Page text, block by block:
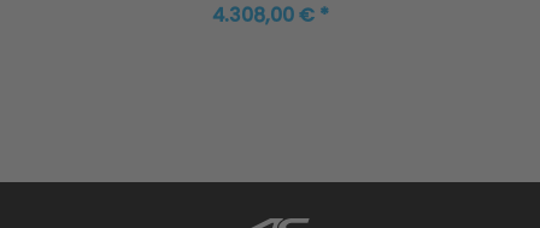
4.308,00 € *